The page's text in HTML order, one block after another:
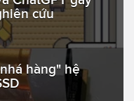
cứu
hàng" hệ